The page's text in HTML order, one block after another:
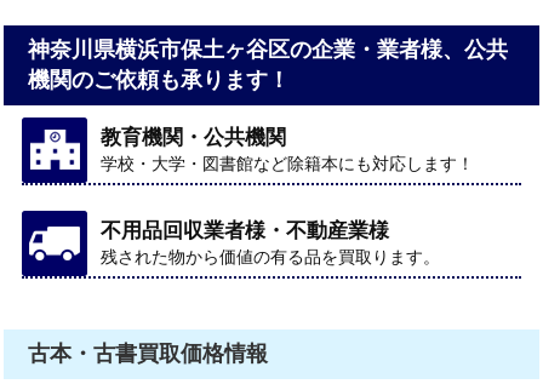
神奈川県横浜市保土ヶ谷区の企業・業者様、公共
機関のご依頼も承ります！
教育機関・公共機関
学校・大学・図書館など除籍本にも対応します！
不用品回収業者様・不動産業様
残された物から価値の有る品を買取ります。
古本・古書買取価格情報